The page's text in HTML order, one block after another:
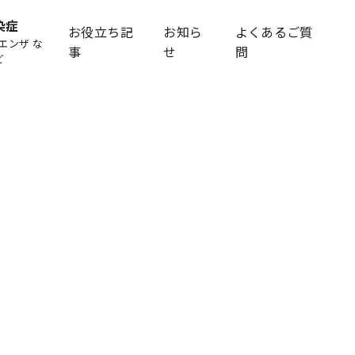
症
ンザ な
お役立ち記
事
お知ら
せ
よくあるご質
問